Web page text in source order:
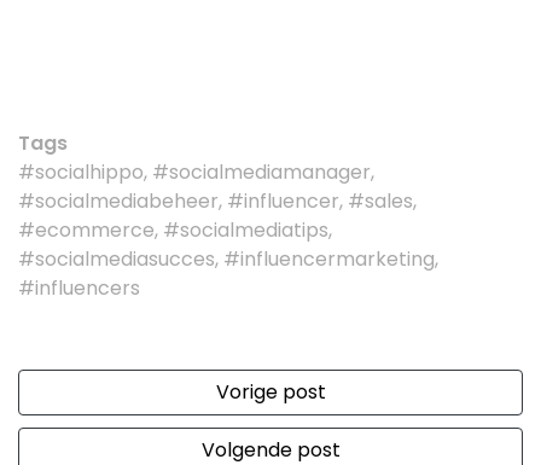
Tags
#socialhippo, #socialmediamanager,
#socialmediabeheer, #influencer, #sales,
#ecommerce, #socialmediatips,
#socialmediasucces, #influencermarketing,
#influencers
Vorige post
Volgende post